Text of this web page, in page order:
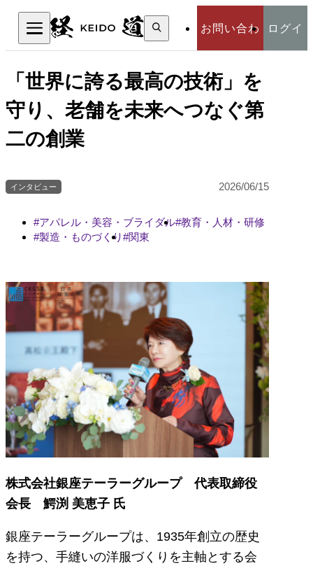
お問い合わ ログイ
検
索:
検索
「世界に誇る最高の技術」を
守り、老舗を未来へつなぐ第
二の創業
インタビュー 2026/06/15
アパレル・美容・ブライダル 教育・人材・研修
製造・ものづくり
関東
株式会社銀座テーラーグループ 代表取締役
会長 鰐渕 美恵子 氏
銀座テーラーグループは、1935年創立の歴史
を持つ、手縫いの洋服づくりを主軸とする会